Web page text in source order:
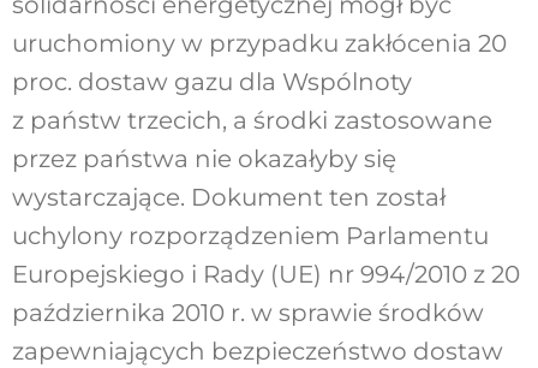
uruchomiony w przypadku zakłócenia 20
proc. dostaw gazu dla Wspólnoty
z państw trzecich, a środki zastosowane
przez państwa nie okazałyby się
wystarczające. Dokument ten został
uchylony rozporządzeniem Parlamentu
Europejskiego i Rady (UE) nr 994/2010 z 20
października 2010 r. w sprawie środków
zapewniających bezpieczeństwo dostaw